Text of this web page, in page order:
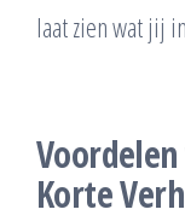
laat zien wat jij
Korte